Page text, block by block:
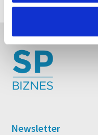
Newsletter